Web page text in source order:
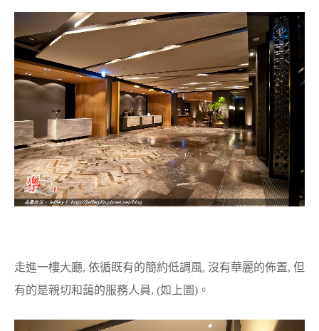
走進一樓大廳, 依循既有的簡約低調風, 沒有華麗的佈置, 但
有的是親切和藹的服務人員, (如上圖)。